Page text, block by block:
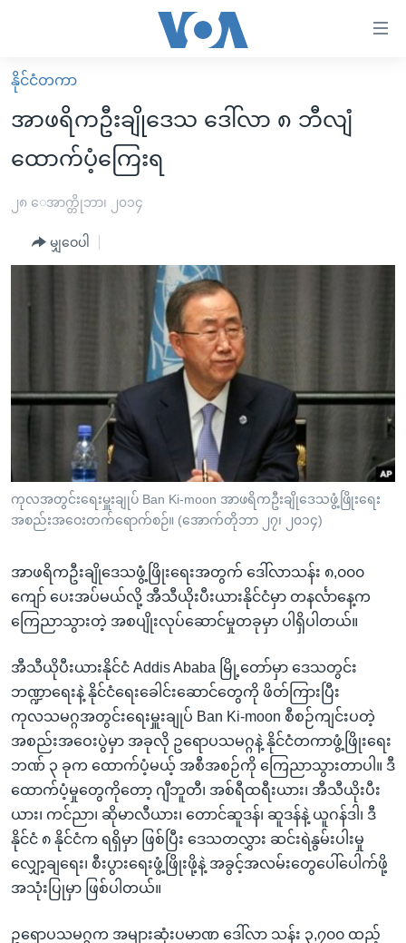
လွယ်ကူ
စေ
များ
အကြောင်းအရာ
သို့
ကျော်
ကြည့်
နေရာ
မူလစာမျက်နှာ
မြန်မာ
ကမ္ဘာ့သတင်းများ
နိုင်ငံတကာ
ရပ်ဝန်းတခု လမ်းတခု အလွန်
အင်္ဂလိပ်စာလေ့လာမယ်
ရုပ်ရှင်ထဲက အင်္ဂလိပ်စာ
သုတပဒေသာ အင်္ဂလိပ်စာ
တီဗွီ
ရေဒီယိုနှင့်ရုပ်သံ အချက်အလက်များ
ရေဒီယို/တီဗွီအစီအစဉ်
Learning English
ဗွီအိုအေ လူမှုကွန်ယက်များ
ဘာသာစကားများ
နိုင်ငံတကာ
အာဖရိကဦးချိုဒေသ ဒေါ်လာ ၈ ဘီလျံ
ထောက်ပံ့ကြေးရ
၂၈ ေအာက္တိုဘာ၊ ၂၀၁၄
မျှဝေပါ
ကုလအတွင်းရေးမှူးချုပ် Ban Ki-moon အာဖရိကဦးချိုဒေသဖွံ့ဖြိုးရေး
အစည်းအဝေးတက်ရောက်စဉ်။ (အောက်တိုဘာ ၂၇၊ ၂၀၁၄)
အာဖရိကဦးချိုဒေသဖွံ့ဖြိုးရေးအတွက် ဒေါ်လာသန်း ၈,၀၀၀
ကျော် ပေးအပ်မယ်လို့ အီသီယိုးပီးယားနိုင်ငံမှာ တနင်္လာနေ့က
ကြေညာသွားတဲ့ အစပျိုးလုပ်ဆောင်မှုတခုမှာ ပါရှိပါတယ်။
အီသီယိုပီးယားနိုင်ငံ Addis Ababa မြို့တော်မှာ ဒေသတွင်း
ဘဏ္ဍာရေးနဲ့ နိုင်ငံရေးခေါင်းဆောင်တွေကို ဖိတ်ကြားပြီး
ကုလသမဂ္ဂအတွင်းရေးမှူးချုပ် Ban Ki-moon စီစဉ်ကျင်းပတဲ့
အစည်းအဝေးပွဲမှာ အခုလို ဥရောပသမဂ္ဂနဲ့ နိုင်ငံတကာဖွံ့ဖြိုးရေး
ဘဏ် ၃ ခုက ထောက်ပံ့မယ့် အစီအစဉ်ကို ကြေညာသွားတာပါ။ ဒီ
ထောက်ပံ့မှုတွေကိုတော့ ဂျီဘူတီ၊ အစ်ရီထရီးယား၊ အီသီယိုးပီး
ယား၊ ကင်ညာ၊ ဆိုမာလီယား၊ တောင်ဆူဒန်၊ ဆူဒန်နဲ့ ယူဂန်ဒါ၊ ဒီ
နိုင်ငံ ၈ နိုင်ငံက ရရှိမှာ ဖြစ်ပြီး ဒေသတလွှား ဆင်းရဲနွမ်းပါးမှု
လျှော့ချရေး၊ စီးပွားရေးဖွံ့ဖြိုးဖို့နဲ့ အခွင့်အလမ်းတွေပေါ်ပေါက်ဖို့
အသုံးပြုမှာ ဖြစ်ပါတယ်။
ဥရောပသမဂ္ဂက အများဆုံးပမာဏ ဒေါ်လာ သန်း ၃,၇၀၀ ထည့်